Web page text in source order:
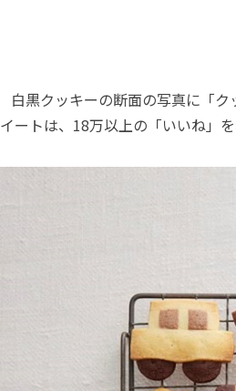
白黒クッキーの断面の写真に「
イートは、18万以上の「いいね」